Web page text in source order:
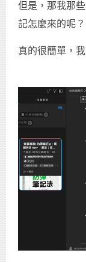
但是，那我那
記怎麼來的呢？
真的很簡單，